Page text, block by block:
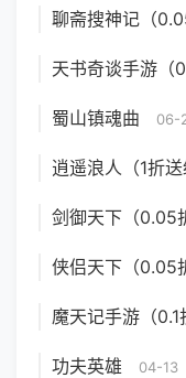
聊斋搜神记（
天书奇谈手游（
蜀山镇魂曲 06-
逍遥浪人（1折送
剑御天下（0.05
侠侣天下（0.05
魔天记手游（0.1
功夫英雄 04-13